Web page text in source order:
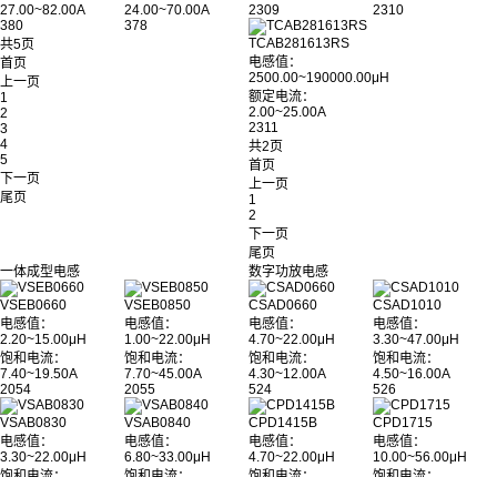
27.00~82.00A
380
24.00~70.00A
378
共5页
首页
上一页
1
2
3
4
5
下一页
尾页
2309
2310
TCAB281613RS
电感值：
2500.00~190000.00μH
额定电流：
2.00~25.00A
2311
共2页
首页
上一页
1
2
下一页
尾页
一体成型电感
VSEB0660
电感值：
2.20~15.00μH
饱和电流：
7.40~19.50A
2054
VSEB0850
电感值：
1.00~22.00μH
饱和电流：
7.70~45.00A
2055
VSAB0830
电感值：
3.30~22.00μH
VSAB0840
电感值：
6.80~33.00μH
数字功放电感
CSAD0660
电感值：
4.70~22.00μH
饱和电流：
4.30~12.00A
524
CSAD1010
电感值：
3.30~47.00μH
饱和电流：
4.50~16.00A
526
CPD1415B
电感值：
4.70~22.00μH
CPD1715
电感值：
10.00~56.00μH